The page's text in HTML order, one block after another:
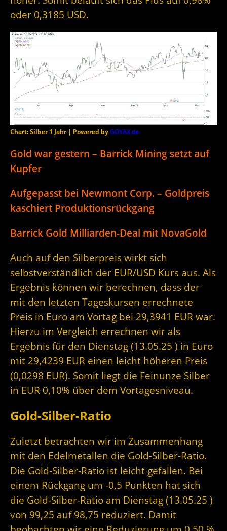
oder 0,3185 USD.
Chart: Silber 1 Jahr | Powered byGOYAX.de
Gold war gestern – Barrick Mining setzt auf
Kupfer
Aufgepasst bei Newmont Corp. – Goldpreis
kaschiert Produktionsrückgang
Barrick Gold Milliarden-Deal mit NovaGold
Auch auf den Silberpreis wirkt sich
selbstverständlich der EUR/USD Kurs aus. Als
Ergebnis können wir berechnen, dass der
mit den letzten Tageskursen errechnete
Preis in Euro am Vortag bei 29,3941 EUR war.
Hierzu im Vergleich errechnen wir als
Ergebnis für den Dienstag (13.05.25 ) in Euro
mit 29,4239 EUR einen leicht höheren Preis
(0,0298 EUR). Somit liegt die Feinunze Silber
in EUR 0,10% über dem Vortagesniveau.
Gold-Silber-Ratio
Zuletzt betrachten wir im Zusammenhang
mit den Edelmetallen die Gold-Silber-Ratio.
Die Gold-Silber-Ratio ist leicht gefallen. Bei
einem Rückgang um -0,5 Punkten hat sich
die Gold-Silber-Ratio am Dienstag (13.05.25 )
von 99,25 auf 98,75 reduziert. Damit